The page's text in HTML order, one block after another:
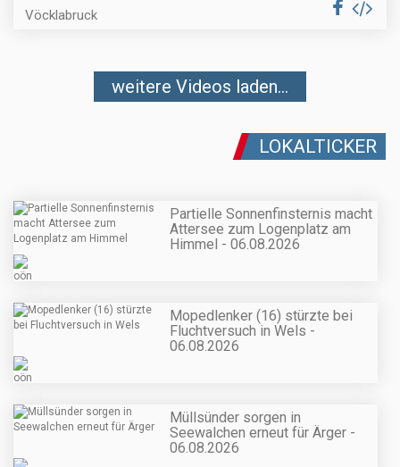
Vöcklabruck
weitere Videos laden...
LOKALTICKER
Partielle Sonnenfinsternis macht
Attersee zum Logenplatz am
Himmel - 06.08.2026
Mopedlenker (16) stürzte bei
Fluchtversuch in Wels -
06.08.2026
Müllsünder sorgen in
Seewalchen erneut für Ärger -
06.08.2026